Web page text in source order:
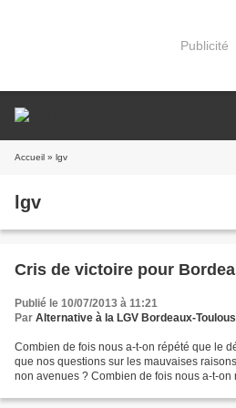
Publicité
Accueil » lgv
lgv
Cris de victoire pour
Publié le 10/07/2013 à 11:21
Par Alternative à la LGV Bordeaux-
Combien de fois nous a-t-on répété que le
que nos questions sur les mauvaises
non avenues ? Combien de fois nous a-t-on